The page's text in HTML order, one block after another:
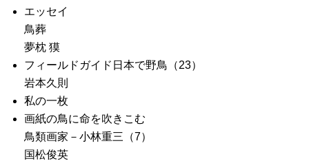
エッセイ
鳥葬
夢枕 獏
フィールドガイド日本で野鳥（23）
岩本久則
私の一枚
画紙の鳥に命を吹きこむ
鳥類画家－小林重三（7）
国松俊英